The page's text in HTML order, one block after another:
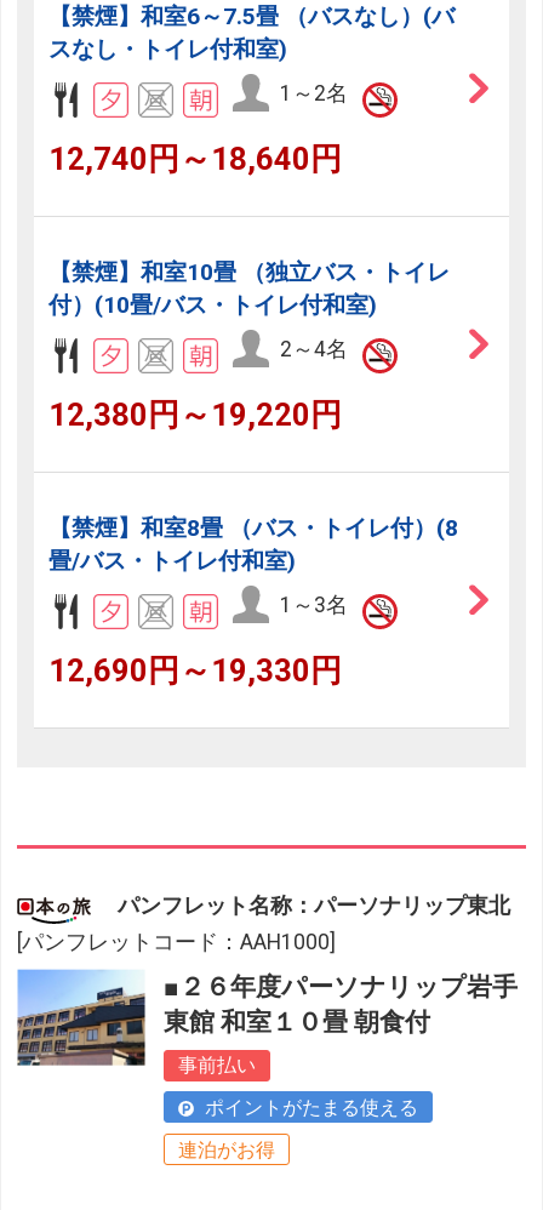
【禁煙】和室6～7.5畳 （バスなし）(バ
スなし・トイレ付和室)
1～2名
12,740円～18,640円
【禁煙】和室10畳 （独立バス・トイレ
付）(10畳/バス・トイレ付和室)
2～4名
12,380円～19,220円
【禁煙】和室8畳 （バス・トイレ付）(8
畳/バス・トイレ付和室)
1～3名
12,690円～19,330円
パンフレット名称：パーソナリップ東北
[パンフレットコード：AAH1000]
■２６年度パーソナリップ岩手
東館 和室１０畳 朝食付
事前払い
ポイントがたまる使える
連泊がお得